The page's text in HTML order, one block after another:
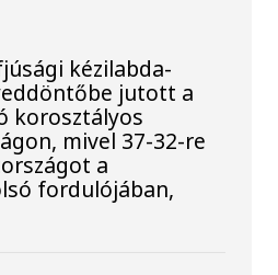
kézilabda-
jutott a
korosztályos
mivel 37-32-re
a
fordulójában,